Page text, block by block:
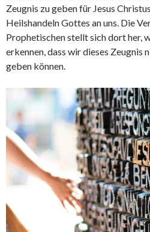
Zeugnis zu geben für Jesus
Heilshandeln Gottes an uns. Die
Prophetischen stellt sich dort her,
erkennen, dass wir dieses Zeugnis
geben können.